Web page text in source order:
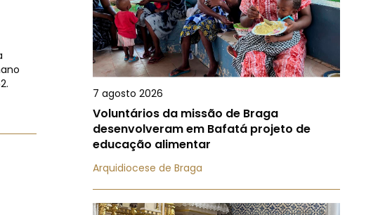
7 agosto 2026
Voluntários da missão de Braga
desenvolveram em Bafatá projeto de
educação alimentar
Arquidiocese de Braga